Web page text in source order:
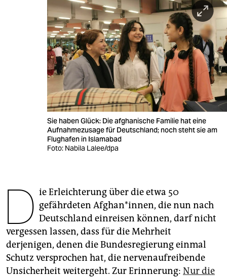
wahrheit
veranstaltungen
fragen & hilfe
unterstützen
epaper login
Sie haben Glück: Die afghanische Familie hat eine
Aufnahmezusage für Deutschland; noch steht sie am
Flughafen in Islamabad
Foto: Nabila Lalee/dpa
D ie Erleichterung über die etwa 50
gefährdeten Afghan*innen, die nun nach
Deutschland einreisen können, darf nicht
vergessen lassen, dass für die Mehrheit
derjenigen, denen die Bundesregierung einmal
Schutz versprochen hat, die nervenaufreibende
Unsicherheit weitergeht. Zur Erinnerung: Nur die